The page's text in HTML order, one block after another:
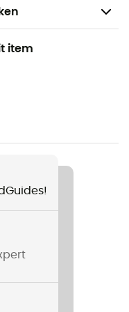
/ Bergbeklimmen /
item